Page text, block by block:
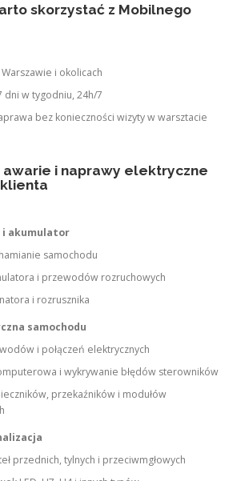
skorzystać z Mobilnego
i okolicach
dni w tygodniu, 24h/7
bez konieczności wizyty w warsztacie
awarie i naprawy elektryczne
i akumulator
samochodu
i przewodów rozruchowych
i rozrusznika
samochodu
i połączeń elektrycznych
i wykrywanie błędów sterowników
przekaźników i modułów
przednich, tylnych i przeciwmgłowych